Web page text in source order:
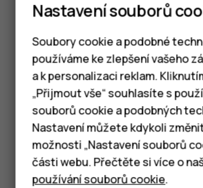
Chytré telefony
Tlačítkové
Tablety
Filtrování seznamu kontaktů
Klepněte na možnostKontakty.
Klepněte na možnost menu .
Klepněte na možnostNastavení
k zobrazení.
Importování nebo exportování
Nastavení souborů
Soubory cookie a podobné
používáme ke zlepšení vašeho
a k personalizaci reklam.
„Přijmout vše“ souhlasíte s
souborů cookie a podobných
Nastavení můžete kdykoli
možnosti „Nastavení souborů
části webu. Přečtěte si více o
používání souborů cookie.